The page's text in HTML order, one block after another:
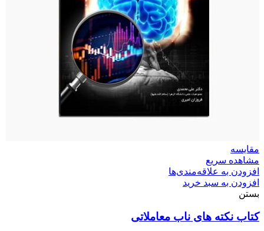
مقایسه
مشاهده سریع
افزودن به علاقه‌مندی‌ها
افزودن به سبد خرید
بستن
کتاب نکته های ناب معاملاتی